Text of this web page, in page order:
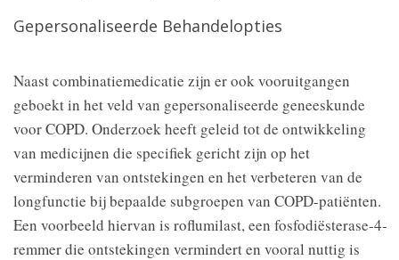
Gepersonaliseerde Behandelopties
Naast combinatiemedicatie zijn er ook vooruitgangen
geboekt in het veld van gepersonaliseerde geneeskunde
voor COPD. Onderzoek heeft geleid tot de ontwikkeling
van medicijnen die specifiek gericht zijn op het
verminderen van ontstekingen en het verbeteren van de
longfunctie bij bepaalde subgroepen van COPD-patiënten.
Een voorbeeld hiervan is roflumilast, een fosfodiësterase-4-
remmer die ontstekingen vermindert en vooral nuttig is